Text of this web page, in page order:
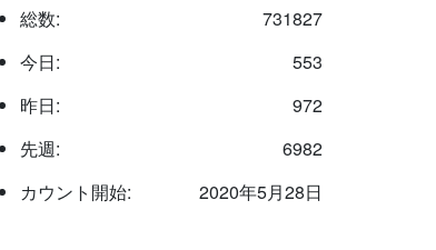
731827
総数:
553
今日:
972
昨日:
6982
先週:
2020年5月28日
カウント開始: